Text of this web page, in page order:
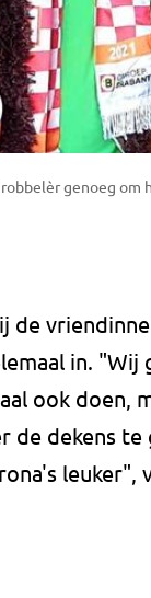
genoeg
de
in. "Wij
ook doen,
de dekens
leuker",